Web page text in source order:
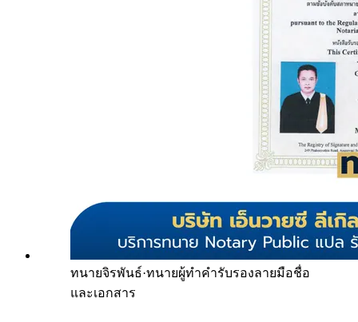
ทนายจิรพันธ์·ทนายผู้ทำคำรับรองลายมือชื่อ
และเอกสาร